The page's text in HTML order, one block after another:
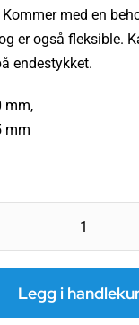
med en
er også fleksible.
endestykket.
mm,
mm
Alvito
Pro
Legg i